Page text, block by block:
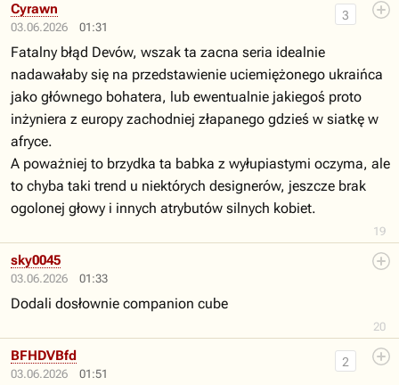
03.06.2026 01:31
19
3
Cyrawn
Fatalny błąd Devów, wszak ta zacna seria idealnie
nadawałaby się na przedstawienie uciemiężonego ukraińca
jako głównego bohatera, lub ewentualnie jakiegoś proto
inżyniera z europy zachodniej złapanego gdzieś w siatkę w
afryce.
A poważniej to brzydka ta babka z wyłupiastymi oczyma, ale
to chyba taki trend u niektórych designerów, jeszcze brak
ogolonej głowy i innych atrybutów silnych kobiet.
03.06.2026 01:33
20
sky0045
Dodali dosłownie companion cube
03.06.2026 01:51
2
BFHDVBfd